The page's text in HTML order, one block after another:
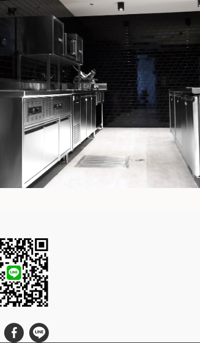
VIRGIN ACTIVE FITNESS CLUB | JUNE